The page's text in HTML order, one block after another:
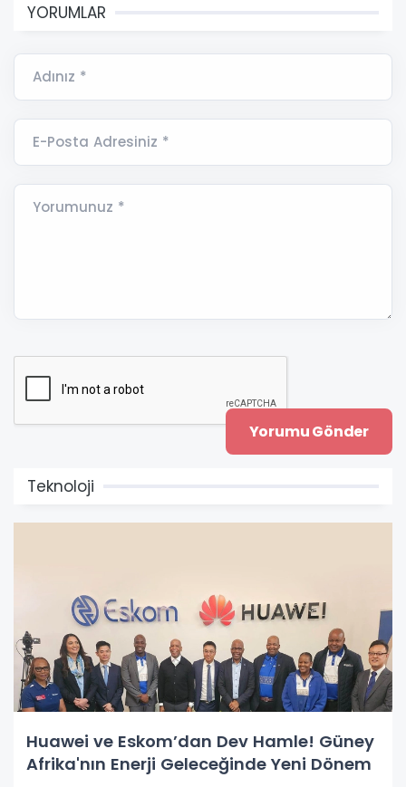
YORUMLAR
Adınız *
E-Posta Adresiniz *
Yorumunuz *
Teknoloji
Huawei ve Eskom’dan Dev Hamle! Güney
Afrika'nın Enerji Geleceğinde Yeni Dönem